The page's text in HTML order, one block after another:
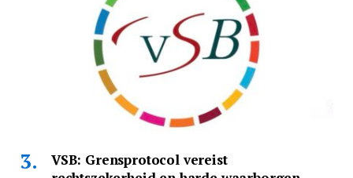
VSB: Grensprotocol vereist